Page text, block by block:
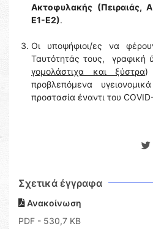
Ακτοφυλακής (Πειραιάς,
Ε1-Ε2).
Οι υποψήφιοι/ες να
Ταυτότητάς τους, γραφική
γομολάστιχα και ξύστρα)
προβλεπόμενα
προστασία έναντι του
Σχετικά έγγραφα
Ανακοίνωση
PDF - 530,7 KB